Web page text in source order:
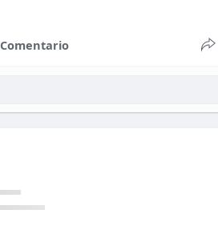
Comentario